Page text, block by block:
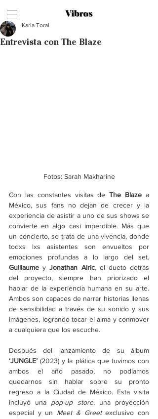
Entrevista con The Blaze
Karla Toral
Fotos: Sarah Makharine
Con las constantes visitas de The Blaze a
México, sus fans no dejan de crecer y la
experiencia de asistir a uno de sus shows se
convierte en algo casi imperdible. Más que
un concierto, se trata de una vivencia, donde
todxs lxs asistentes son envueltos por
Guillaume y Jonathan Alric, el dueto detrás
del proyecto, siempre han priorizado el
hablar de la experiencia humana en su arte.
Ambos son capaces de narrar historias llenas
de sensibilidad a través de su sonido y sus
imágenes, logrando tocar el alma y conmover
a cualquiera que los escuche.
‘JUNGLE’ (2023) y la plática que tuvimos con
ambos el año pasado, no podíamos
quedarnos sin hablar sobre su pronto
regreso a la Ciudad de México. Esta visita
incluyó una pop-up store, una proyección
especial y un Meet & Greet exclusivo con